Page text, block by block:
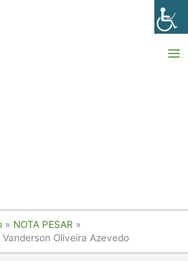
NOTA PESAR
Oliveira Azevedo